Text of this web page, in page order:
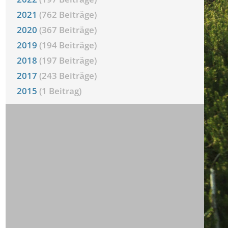
2021 (762 Beiträge)
2020 (367 Beiträge)
2019 (194 Beiträge)
2018 (197 Beiträge)
2017 (243 Beiträge)
2015 (1 Beitrag)